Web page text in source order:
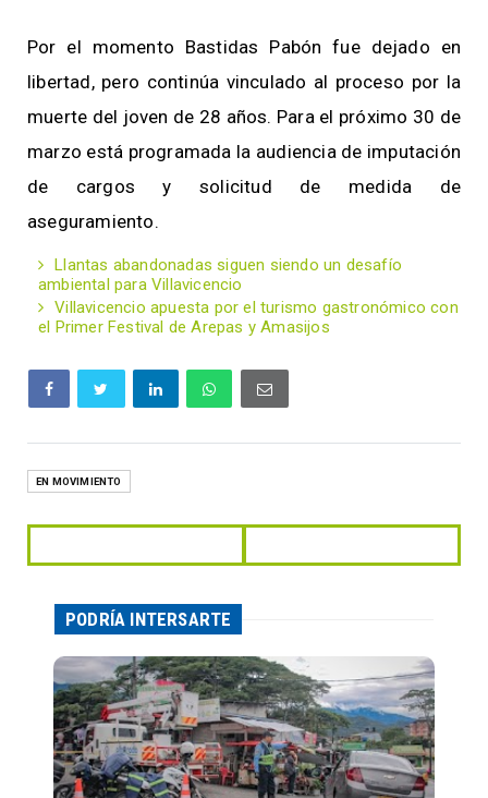
Por el momento Bastidas Pabón fue dejado en
libertad, pero continúa vinculado al proceso por la
muerte del joven de 28 años. Para el próximo 30 de
marzo está programada la audiencia de imputación
de cargos y solicitud de medida de
aseguramiento.
Llantas abandonadas siguen siendo un desafío
ambiental para Villavicencio
Villavicencio apuesta por el turismo gastronómico con
el Primer Festival de Arepas y Amasijos
EN MOVIMIENTO
PODRÍA INTERSARTE